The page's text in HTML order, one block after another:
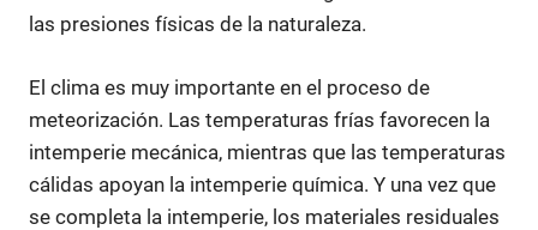
las presiones físicas de la naturaleza.
El clima es muy importante en el proceso de
meteorización. Las temperaturas frías favorecen la
intemperie mecánica, mientras que las temperaturas
cálidas apoyan la intemperie química. Y una vez que
se completa la intemperie, los materiales residuales